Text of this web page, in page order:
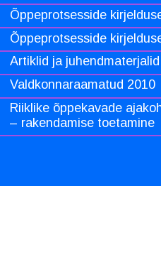
Õppeprotsesside
Õppeprotsesside
Artiklid ja juhendmaterjalid
Valdkonnaraamatud 2010
Riiklike õppekavade
– rakendamise toetamine